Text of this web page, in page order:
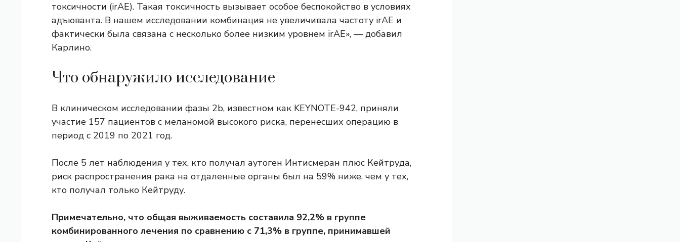
токсичности (irAE). Такая токсичность вызывает особое беспокойство в условиях
адъюванта. В нашем исследовании комбинация не увеличивала частоту irAE и
фактически была связана с несколько более низким уровнем irAE», — добавил
Карлино.
Что обнаружило исследование
В клиническом исследовании фазы 2b, известном как KEYNOTE-942, приняли
участие 157 пациентов с меланомой высокого риска, перенесших операцию в
период с 2019 по 2021 год.
После 5 лет наблюдения у тех, кто получал аутоген Интисмеран плюс Кейтруда,
риск распространения рака на отдаленные органы был на 59% ниже, чем у тех,
кто получал только Кейтруду.
Примечательно, что общая выживаемость составила 92,2% в группе
комбинированного лечения по сравнению с 71,3% в группе, принимавшей